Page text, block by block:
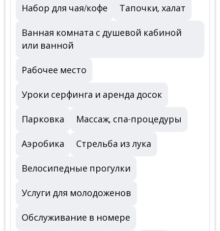
Набор для чая/кофе Тапочки, халат
Ванная комната с душевой кабиной
или ванной
Рабочее место
Уроки серфинга и аренда досок
Парковка Массаж, спа-процедуры
Аэробика Стрельба из лука
Велосипедные прогулки
Услуги для молодоженов
Обслуживание в номере